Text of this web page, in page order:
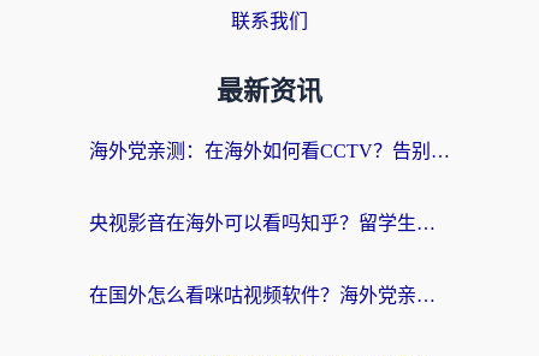
联系我们
最新资讯
海外党亲测：在海外如何看CCTV？告别“仅限大陆播放”的实用指南
央视影音在海外可以看吗知乎？留学生亲测：3步解决地域限制+追剧自由
在国外怎么看咪咕视频软件？海外党亲测有效的回国加速方案